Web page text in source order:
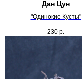
Дан Цун
"Одинокие Кусты"
230 р.